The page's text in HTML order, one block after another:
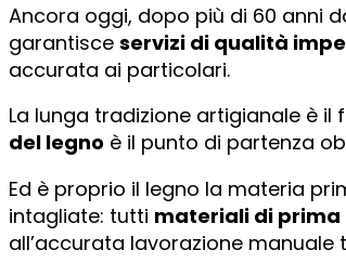
Ancora oggi, dopo più di 60 anni
garantisce servizi di qualità
accurata ai particolari.
La lunga tradizione artigianale è il
del legno è il punto di partenza
Ed è proprio il legno la materia
intagliate: tutti materiali di
all’accurata lavorazione